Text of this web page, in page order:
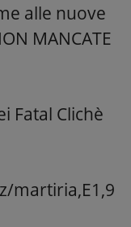
alle nuove
MANCATE
Fatal Clichè
martiria,E1,9